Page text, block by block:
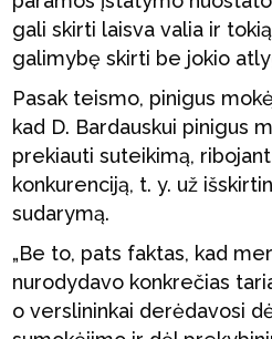
gali skirti laisva valia ir
galimybę skirti be jokio
Pasak teismo, pinigus
kad D. Bardauskui pinigus
prekiauti suteikimą,
konkurenciją, t. y. už
sudarymą.
„Be to, pats faktas, kad
nurodydavo konkrečias
o verslininkai derėdavosi